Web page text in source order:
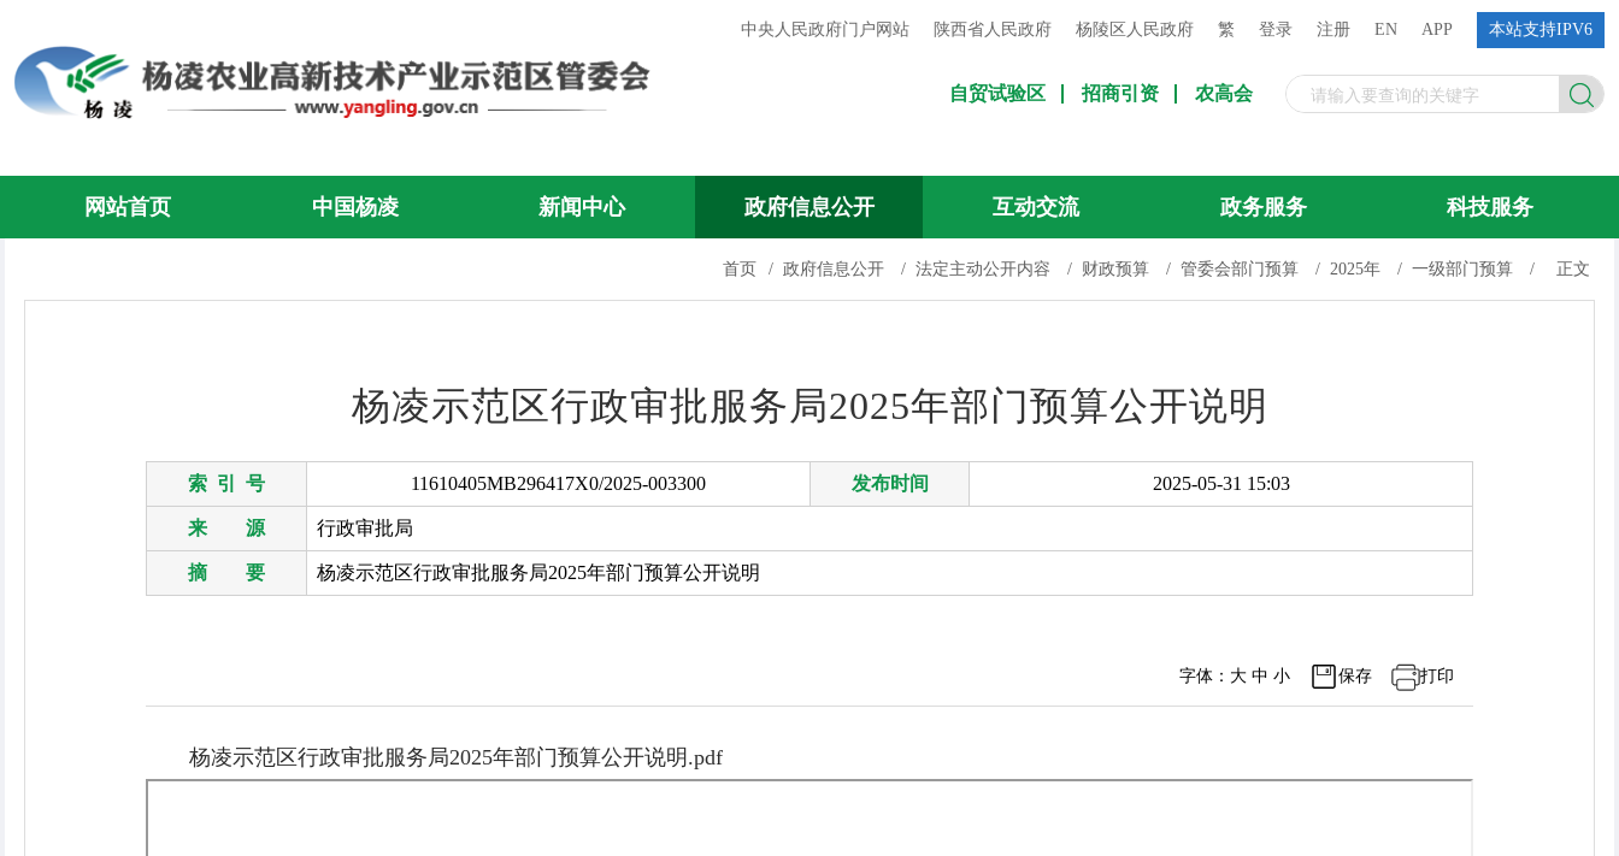
中央人民政府门户网站 陕西省人民政府 杨陵区人民政府 繁 登录 注册 EN APP 本站支持IPV6
自贸试验区 招商引资 农高会
网站首页 中国杨凌 新闻中心 政府信息公开 互动交流 政务服务 科技服务
首页 / 政府信息公开 / 法定主动公开内容 / 财政预算 / 管委会部门预算 / 2025年 / 一级部门预算 / 正文
杨凌示范区行政审批服务局2025年部门预算公开说明
索 引 号 11610405MB296417X0/2025-003300 发布时间 2025-05-31 15:03
来 源 行政审批局
摘 要 杨凌示范区行政审批服务局2025年部门预算公开说明
打印
保存
字体： 大 中 小
杨凌示范区行政审批服务局2025年部门预算公开说明.pdf